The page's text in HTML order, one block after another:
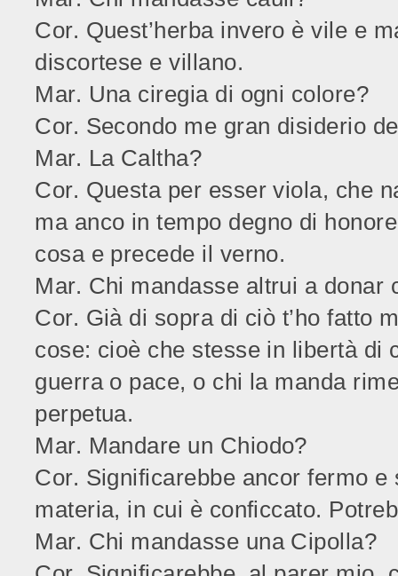
Cor. Quest’herba invero è vile e
discortese e villano.
Mar. Una ciregia di ogni colore?
Cor. Secondo me gran disiderio
Mar. La Caltha?
Cor. Questa per esser viola, che
ma anco in tempo degno di
cosa e precede il verno.
Mar. Chi mandasse altrui a donar
Cor. Già di sopra di ciò t’ho fatto
cose: cioè che stesse in libertà di
guerra o pace, o chi la manda
perpetua.
Mar. Mandare un Chiodo?
Cor. Significarebbe ancor fermo
materia, in cui è conficcato.
Mar. Chi mandasse una Cipolla?